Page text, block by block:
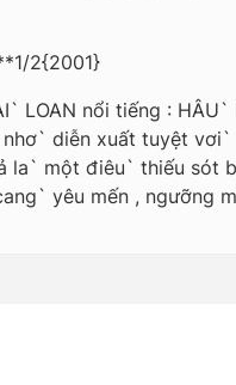
2{2001}
LOAN nổi tiếng :
nhơ` diễn xuất tuyệt
một điêu` thiếu sót
yêu mến , ngưỡng